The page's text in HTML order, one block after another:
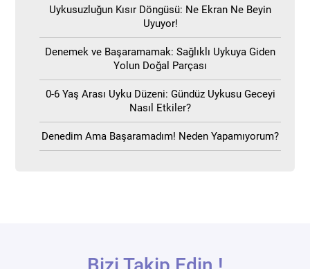
Uykusuzluğun Kısır Döngüsü: Ne Ekran Ne Beyin
Uyuyor!
Denemek ve Başaramamak: Sağlıklı Uykuya Giden
Yolun Doğal Parçası
0-6 Yaş Arası Uyku Düzeni: Gündüz Uykusu Geceyi
Nasıl Etkiler?
Denedim Ama Başaramadım! Neden Yapamıyorum?